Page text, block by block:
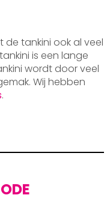
de tankini ook al veel
is een lange
wordt door veel
Wij hebben
.